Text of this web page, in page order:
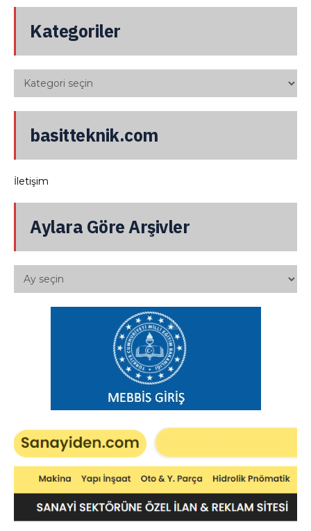
Kategoriler
basitteknik.com
İletişim
Aylara Göre Arşivler